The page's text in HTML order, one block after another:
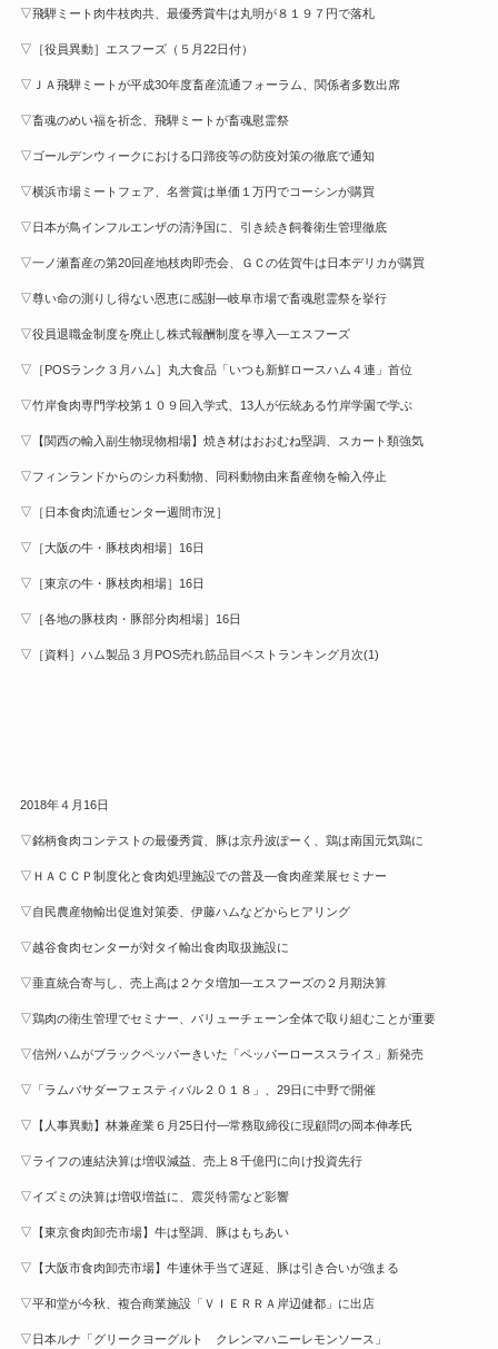
▽飛騨ミート肉牛枝肉共、最優秀賞牛は丸明が８１９７円で落札
▽［役員異動］エスフーズ（５月22日付）
▽ＪＡ飛騨ミートが平成30年度畜産流通フォーラム、関係者多数出席
▽畜魂のめい福を祈念、飛騨ミートが畜魂慰霊祭
▽ゴールデンウィークにおける口蹄疫等の防疫対策の徹底で通知
▽横浜市場ミートフェア、名誉賞は単価１万円でコーシンが購買
▽日本が鳥インフルエンザの清浄国に、引き続き飼養衛生管理徹底
▽一ノ瀬畜産の第20回産地枝肉即売会、ＧＣの佐賀牛は日本デリカが購買
▽尊い命の測りし得ない恩恵に感謝—岐阜市場で畜魂慰霊祭を挙行
▽役員退職金制度を廃止し株式報酬制度を導入—エスフーズ
▽［POSランク３月ハム］丸大食品「いつも新鮮ロースハム４連」首位
▽竹岸食肉専門学校第１０９回入学式、13人が伝統ある竹岸学園で学ぶ
▽【関西の輸入副生物現物相場】焼き材はおおむね堅調、スカート類強気
▽フィンランドからのシカ科動物、同科動物由来畜産物を輸入停止
▽［日本食肉流通センター週間市況］
▽［大阪の牛・豚枝肉相場］16日
▽［東京の牛・豚枝肉相場］16日
▽［各地の豚枝肉・豚部分肉相場］16日
▽［資料］ハム製品３月POS売れ筋品目ベストランキング月次(1)
2018年４月16日
▽銘柄食肉コンテストの最優秀賞、豚は京丹波ぽーく、鶏は南国元気鶏に
▽ＨＡＣＣＰ制度化と食肉処理施設での普及—食肉産業展セミナー
▽自民農産物輸出促進対策委、伊藤ハムなどからヒアリング
▽越谷食肉センターが対タイ輸出食肉取扱施設に
▽垂直統合寄与し、売上高は２ケタ増加—エスフーズの２月期決算
▽鶏肉の衛生管理でセミナー、バリューチェーン全体で取り組むことが重要
▽信州ハムがブラックペッパーきいた「ペッパーローススライス」新発売
▽「ラムバサダーフェスティバル２０１８」、29日に中野で開催
▽【人事異動】林兼産業６月25日付—常務取締役に現顧問の岡本伸孝氏
▽ライフの連結決算は増収減益、売上８千億円に向け投資先行
▽イズミの決算は増収増益に、震災特需など影響
▽【東京食肉卸売市場】牛は堅調、豚はもちあい
▽【大阪市食肉卸売市場】牛連休手当て遅延、豚は引き合いが強まる
▽平和堂が今秋、複合商業施設「ＶＩＥＲＲＡ岸辺健都」に出店
▽日本ルナ「グリークヨーグルト クレンマハニーレモンソース」